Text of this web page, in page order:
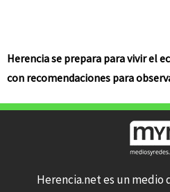
Herencia se prepara para vivir el
con recomendaciones para
Herencia.net es un medio